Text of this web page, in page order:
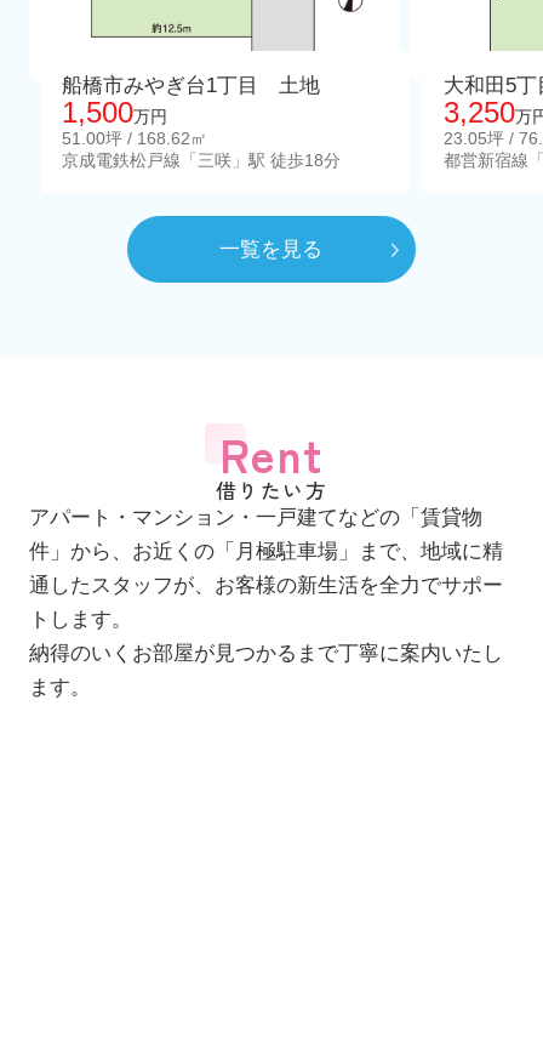
船橋市みやぎ台1丁目 土地
1,500万円
51.00坪 / 168.62㎡
京成電鉄松戸線「三咲」駅 徒歩18分
大和田5
3,250万
23.05坪 /
都営新宿線
一覧を見る
Rent
借りたい方
アパート・マンション・一戸建てなどの「賃貸物
件」から、お近くの「月極駐車場」まで、地域に精
通したスタッフが、お客様の新生活を全力でサポー
トします。
納得のいくお部屋が見つかるまで丁寧に案内いたし
ます。